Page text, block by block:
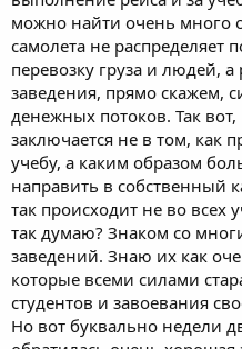
можно найти очень много
самолета не распределяет
перевозку груза и людей,
заведения, прямо скажем,
денежных потоков. Так
заключается не в том, как
учебу, а каким образом
направить в собственный
так происходит не во всех
так думаю? Знаком со
заведений. Знаю их как
которые всеми силами
студентов и завоевания
Но вот буквально недели